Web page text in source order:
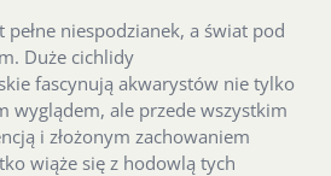
niespodzianek, a świat pod
Duże cichlidy
fascynują akwarystów nie tylko
wyglądem, ale przede wszystkim
i złożonym zachowaniem
wiąże się z hodowlą tych